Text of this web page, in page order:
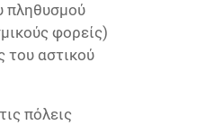
πληθυσμού
φορείς)
του αστικού
πόλεις